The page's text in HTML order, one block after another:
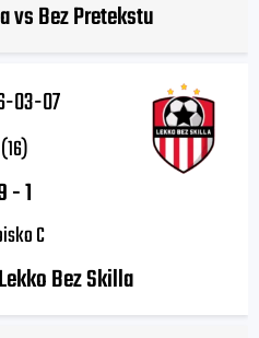
vs Bez Pretekstu
03-07
(16)
-1
C
Bez Skilla